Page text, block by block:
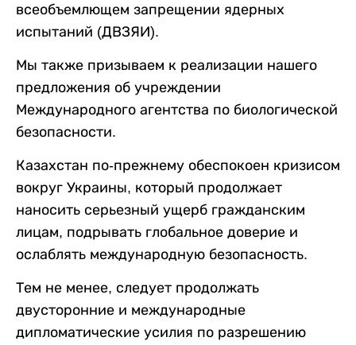
всеобъемлющем запрещении ядерных
испытаний (ДВЗЯИ).
Мы также призываем к реализации нашего
предложения об учреждении
Международного агентства по биологической
безопасности.
Казахстан по-прежнему обеспокоен кризисом
вокруг Украины, который продолжает
наносить серьезный ущерб гражданским
лицам, подрывать глобальное доверие и
ослаблять международную безопасность.
Тем не менее, следует продолжать
двусторонние и международные
дипломатические усилия по разрешению